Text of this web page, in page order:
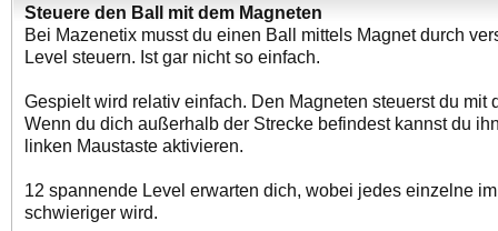
Steuere den Ball mit dem Magneten
Bei Mazenetix musst du einen Ball mittels Magnet durch
Level steuern. Ist gar nicht so einfach.
Gespielt wird relativ einfach. Den Magneten steuerst du mit
Wenn du dich außerhalb der Strecke befindest kannst du
linken Maustaste aktivieren.
12 spannende Level erwarten dich, wobei jedes einzelne
schwieriger wird.